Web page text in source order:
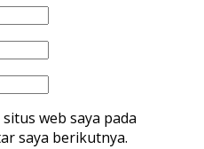
web saya pada
saya berikutnya.